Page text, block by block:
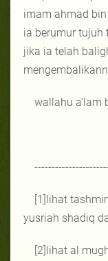
imam ahmad
ia berumur tujuh
jika ia telah
wallahu a’lam
[1]lihat
yusriah shadiq
[2]lihat al